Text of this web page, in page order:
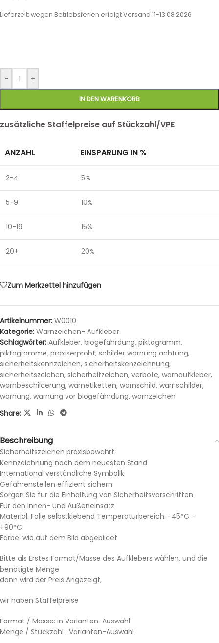
Lieferzeit: wegen Betriebsferien erfolgt Versand 11-13.08.2026
- +
IN DEN WARENKORB
zusätzliche Staffelpreise auf Stückzahl/VPE
ANZAHL EINSPARUNG IN %
2-4 5%
5-9 10%
10-19 15%
20+ 20%
Zum Merkzettel hinzufügen
Artikelnummer: W0010
Kategorie: Warnzeichen- Aufkleber
Schlagwörter: Aufkleber, biogefährdung, piktogramm,
piktogramme, praxiserprobt, schilder warnung achtung,
sicherheitskennzeichen, sicherheitskenzeichnung,
sicherheitszeichen, sicherheitzeichen, verbote, warnaufkleber,
warnbeschilderung, warnetiketten, warnschild, warnschilder,
warnung, warnung vor biogefährdung, warnzeichen
Share:
Beschreibung
Sicherheitszeichen praxisbewährt
Kennzeichnung nach dem neuesten Stand
International verständliche Symbolik
Gefahrenstellen effizient sichern
Sorgen Sie für die Einhaltung von Sicherheitsvorschriften
Für den Innen- und Außeneinsatz
Material: Folie selbstklebend Temperaturbereich: -45°C –
+90°C
Farbe: wie auf dem Bild abgebildet
Bitte als Erstes Format/Masse des Aufklebers wählen, und die
benötigte Menge
dann wird der Preis Angezeigt,
wir haben Staffelpreise
Format / Masse: in Varianten-Auswahl
Menge / Stückzahl : Varianten-Auswahl